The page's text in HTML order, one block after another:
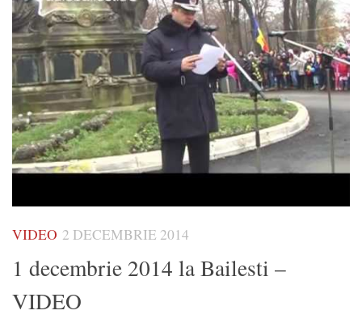
VIDEO 2 DECEMBRIE 2014
1 decembrie 2014 la Bailesti –
VIDEO